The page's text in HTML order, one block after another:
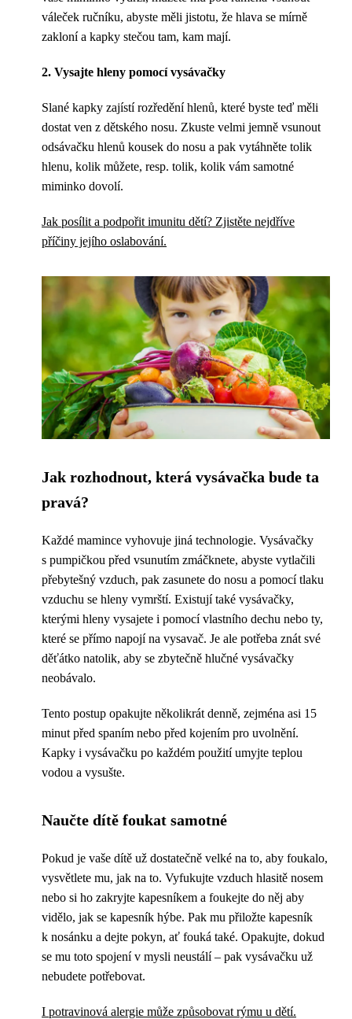
váleček ručníku, abyste měli jistotu, že hlava se mírně
zakloní a kapky stečou tam, kam mají.
2. Vysajte hleny pomocí vysávačky
Slané kapky zajístí rozředění hlenů, které byste teď měli
dostat ven z dětského nosu. Zkuste velmi jemně vsunout
odsávačku hlenů kousek do nosu a pak vytáhněte tolik
hlenu, kolik můžete, resp. tolik, kolik vám samotné
miminko dovolí.
Jak posílit a podpořit imunitu dětí? Zjistěte nejdříve
příčiny jejího oslabování.
Jak rozhodnout, která vysávačka bude ta
pravá?
Každé mamince vyhovuje jiná technologie. Vysávačky
s pumpičkou před vsunutím zmáčknete, abyste vytlačili
přebytešný vzduch, pak zasunete do nosu a pomocí tlaku
vzduchu se hleny vymrští. Existují také vysávačky,
kterými hleny vysajete i pomocí vlastního dechu nebo ty,
které se přímo napojí na vysavač. Je ale potřeba znát své
děťátko natolik, aby se zbytečně hlučné vysávačky
neobávalo.
Tento postup opakujte několikrát denně, zejména asi 15
minut před spaním nebo před kojením pro uvolnění.
Kapky i vysávačku po každém použití umyjte teplou
vodou a vysušte.
Naučte dítě foukat samotné
Pokud je vaše dítě už dostatečně velké na to, aby foukalo,
vysvětlete mu, jak na to. Vyfukujte vzduch hlasitě nosem
nebo si ho zakryjte kapesníkem a foukejte do něj aby
vidělo, jak se kapesník hýbe. Pak mu přiložte kapesník
k nosánku a dejte pokyn, ať fouká také. Opakujte, dokud
se mu toto spojení v mysli neustálí – pak vysávačku už
nebudete potřebovat.
I potravinová alergie může způsobovat rýmu u dětí.